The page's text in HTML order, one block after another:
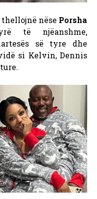
nëse Porsha
të njëanshme,
së tyre dhe
si Kelvin, Dennis